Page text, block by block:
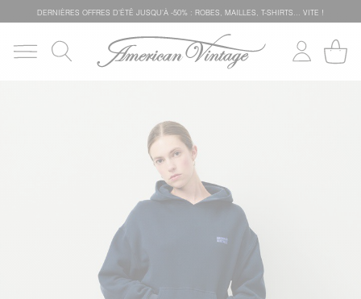
DERNIÈRES OFFRES D'ÉTÊ JUSQU'À -50% : ROBES, MAILLES, T-SHIRTS... VITE !